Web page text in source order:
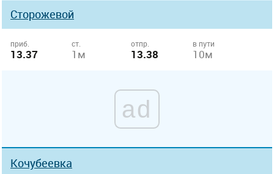
Сторожевой
приб.
13.37
ст.
1м
отпр.
13.38
в пути
10м
ad
Кочубеевка